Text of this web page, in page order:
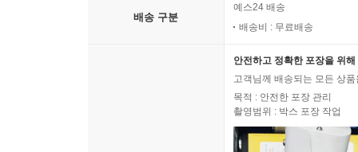
배송 구분
예스24 배송
배송비 : 무료배송
안전하고 정확한 포장을 위
고객님께 배송되는 모든 상
목적 : 안전한 포장 관리
촬영범위 : 박스 포장 작업